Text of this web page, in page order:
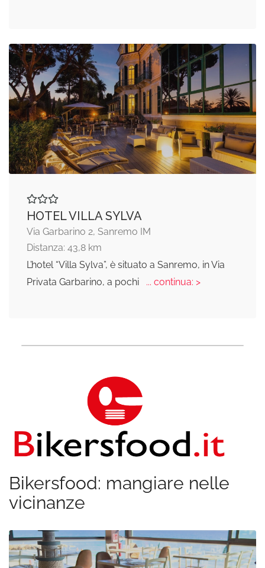
HOTEL VILLA SYLVA
Via Garbarino 2, Sanremo IM
Distanza: 43,8 km
L’hotel “Villa Sylva”, è situato a Sanremo, in Via
Privata Garbarino, a pochi
... continua: >
Bikersfood: mangiare nelle
vicinanze